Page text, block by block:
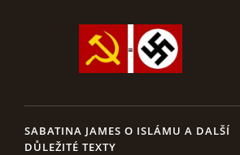
SABATINA JAMES O ISLÁMU A DALŠÍ
DŮLEŽITÉ TEXTY